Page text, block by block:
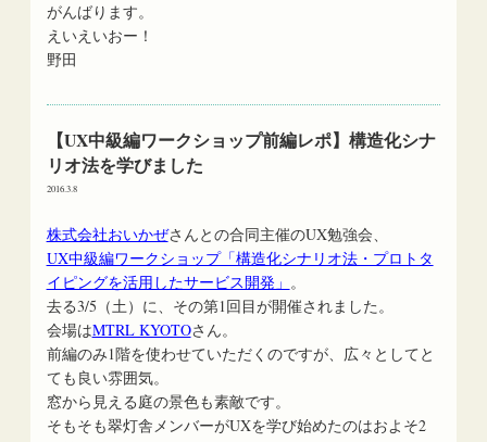
がんばります。
えいえいおー！
野田
【UX中級編ワークショップ前編レポ】構造化シナ
リオ法を学びました
2016.3.8
株式会社おいかぜさんとの合同主催のUX勉強会、
UX中級編ワークショップ「構造化シナリオ法・プロトタ
イピングを活用したサービス開発」 。
去る3/5（土）に、その第1回目が開催されました。
会場はMTRL KYOTOさん。
前編のみ1階を使わせていただくのですが、広々としてと
ても良い雰囲気。
窓から見える庭の景色も素敵です。
そもそも翠灯舎メンバーがUXを学び始めたのはおよそ2